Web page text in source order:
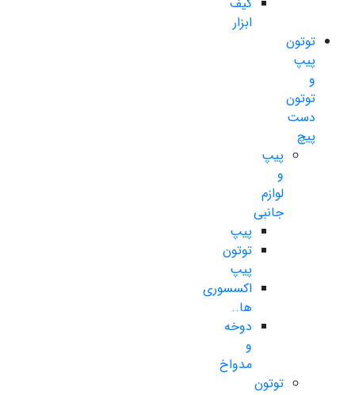
ابزار
توتون
پیپ
و
توتون
دست
پیچ
پیپ
و
لوازم
جانبی
پیپ
توتون
پیپ
اکسسوری
ها..
دوخه
و
مدواخ
توتون